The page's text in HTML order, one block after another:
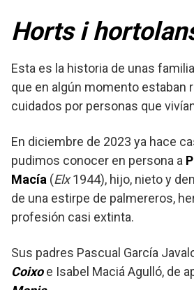
Horts i
Esta es la historia de unas
que en algún momento estaban
cuidados por personas que
En diciembre de 2023 ya hace
pudimos conocer en persona a
Macía (Elx1944), hijo, nieto y
de una estirpe de palmereros,
profesión casi extinta.
Sus padres Pascual García
Coixoe Isabel Maciá Agulló, de